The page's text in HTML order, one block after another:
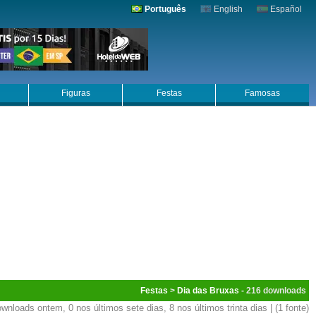
Português English Español
Figuras Festas Famosas
Festas > Dia das Bruxas - 216
ontem, 0 nos últimos sete dias, 8 nos últimos trinta dias | (1 fonte)